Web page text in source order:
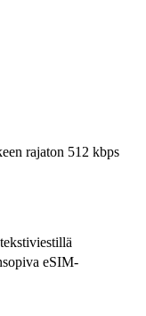
rajaton 512 kbps
eSIM-